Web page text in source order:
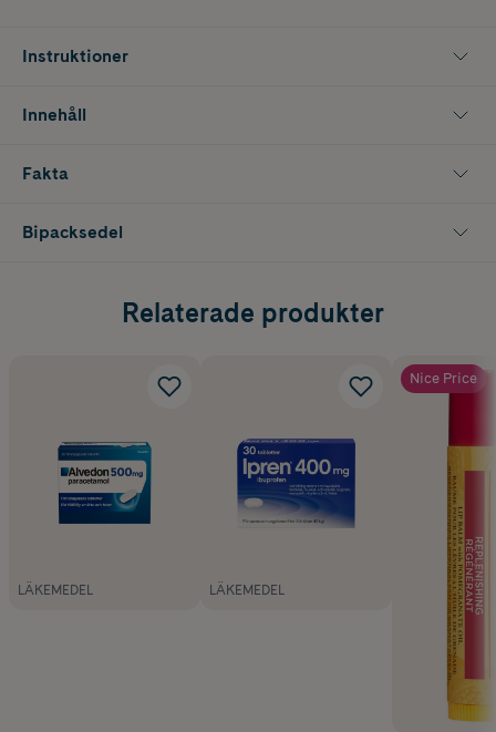
Instruktioner
Innehåll
Fakta
Bipacksedel
Relaterade produkter
LÄKEMEDEL LÄKEMEDEL
Nice Price